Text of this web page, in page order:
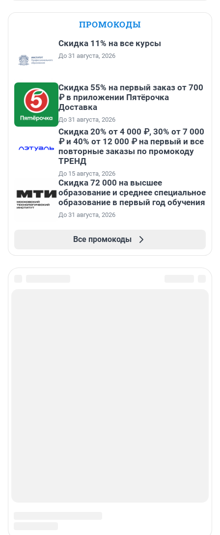
ПРОМОКОДЫ
Скидка 11% на все курсы
До 31 августа, 2026
Скидка 55% на первый заказ от 700
₽ в приложении Пятёрочка
Доставка
До 31 августа, 2026
Скидка 20% от 4 000 ₽, 30% от 7 000
₽ и 40% от 12 000 ₽ на первый и все
повторные заказы по промокоду
ТРЕНД
До 15 августа, 2026
Скидка 72 000 на высшее
образование и среднее специальное
образование в первый год обучения
До 31 августа, 2026
Все промокоды